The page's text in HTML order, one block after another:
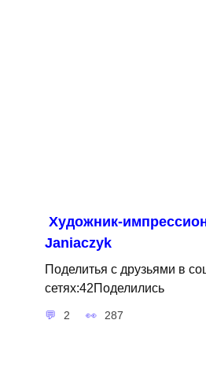
Художник-
Janiaczyk
Поделитья с друзьями в
сетях:42Поделились
2 287